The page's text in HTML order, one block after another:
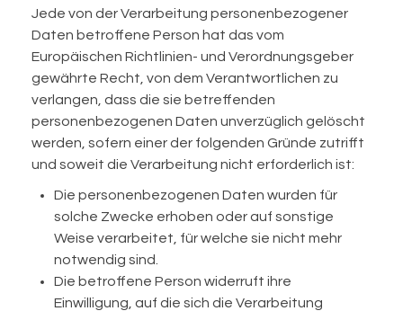
Jede von der Verarbeitung personenbezogener
Daten betroffene Person hat das vom
Europäischen Richtlinien- und Verordnungsgeber
gewährte Recht, von dem Verantwortlichen zu
verlangen, dass die sie betreffenden
personenbezogenen Daten unverzüglich gelöscht
werden, sofern einer der folgenden Gründe zutrifft
und soweit die Verarbeitung nicht erforderlich ist:
Die personenbezogenen Daten wurden für
solche Zwecke erhoben oder auf sonstige
Weise verarbeitet, für welche sie nicht mehr
notwendig sind.
Die betroffene Person widerruft ihre
Einwilligung, auf die sich die Verarbeitung